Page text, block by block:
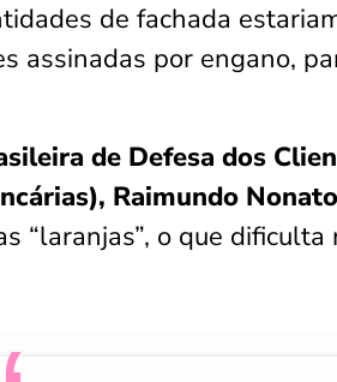
de fachada
assinadas por engano,
de Defesa dos
Raimundo Nonato
“laranjas”, o que dificulta